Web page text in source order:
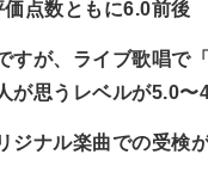
点数ともに6.0前後
すが、ライブ歌唱で
が思うレベルが5.0〜
ジナル楽曲での受検